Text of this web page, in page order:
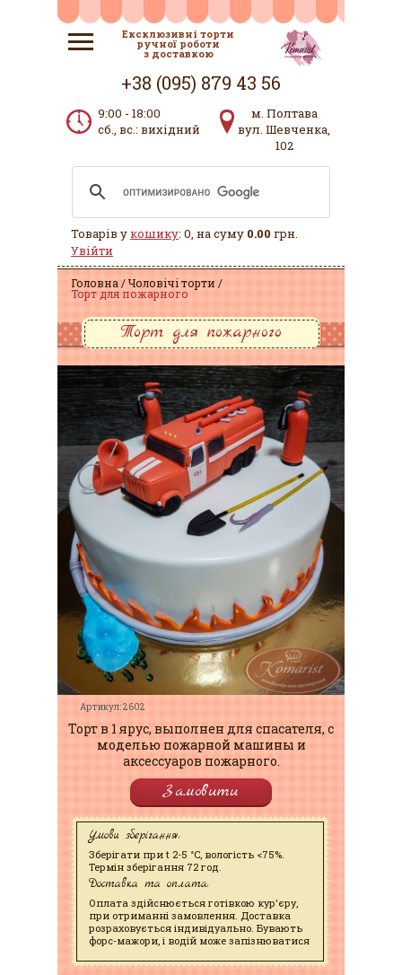
Ексклюзивні торти
ручної роботи
з доставкою
+38 (095) 879 43 56
9:00 - 18:00
сб., вс.: вихідний
м. Полтава
вул. Шевченка,
102
Товарів укошику: 0, на суму 0.00 грн.
Увійти
Головна Чоловічі торти
Торт для пожарного
Торт для пожарного
Артикул: 2602
Торт в 1 ярус, выполнен для спасателя, с
моделью пожарной машины и
аксессуаров пожарного.
Замовити
Умови зберігання:
Зберігати при t 2-5 °C, вологість <75%.
Термін зберігання 72 год.
Доставка та оплата:
Оплата здійснюється готівкою кур'єру,
при отриманні замовлення. Доставка
розраховується індивідуально. Бувають
форс-мажори, і водій може запізнюватися